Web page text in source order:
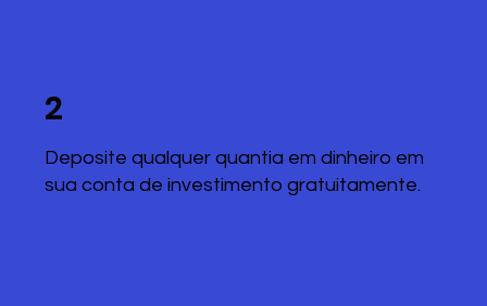
2
Deposite qualquer quantia em dinheiro em
sua conta de investimento gratuitamente.